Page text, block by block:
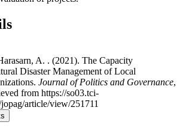
A. . (2021). The Capacity
Disaster Management of Local
Journal of Politics and Governance,
from https://so03.tci-
article/view/251711